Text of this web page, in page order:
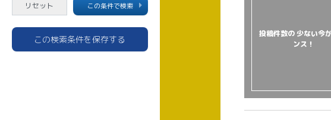
この条件で検索
この検索条件を保存する
投稿件数の 少ない今
ンス！